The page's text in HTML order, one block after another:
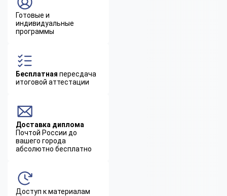
Готовые и
индивидуальные
программы
Бесплатная пересдача
итоговой аттестации
Доставка диплома
Почтой России до
вашего города
абсолютно бесплатно
Доступ к материалам